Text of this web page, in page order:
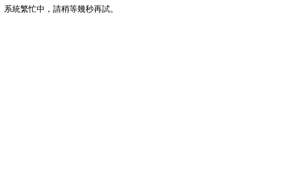
系統繁忙中，請稍等幾秒再試。